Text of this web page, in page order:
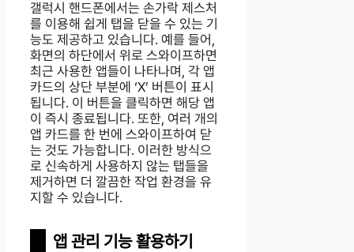
갤럭시 핸드폰에서는 손가락 제스처
를 이용해 쉽게 탭을 닫을 수 있는 기
능도 제공하고 있습니다. 예를 들어,
화면의 하단에서 위로 스와이프하면
최근 사용한 앱들이 나타나며, 각 앱
카드의 상단 부분에 ‘X’ 버튼이 표시
됩니다. 이 버튼을 클릭하면 해당 앱
이 즉시 종료됩니다. 또한, 여러 개의
앱 카드를 한 번에 스와이프하여 닫
는 것도 가능합니다. 이러한 방식으
로 신속하게 사용하지 않는 탭들을
제거하면 더 깔끔한 작업 환경을 유
지할 수 있습니다.
앱 관리 기능 활용하기